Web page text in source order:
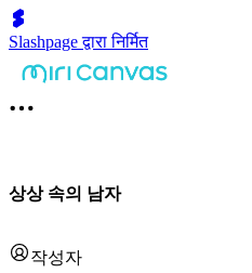
Slashpage द्वारा निर्मित
상상 속의 남자
작성자